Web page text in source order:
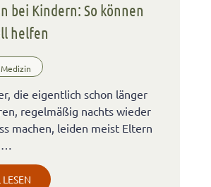
bei Kindern: So können
helfen
die eigentlich schon länger
regelmäßig nachts wieder
machen, leiden meist Eltern
…